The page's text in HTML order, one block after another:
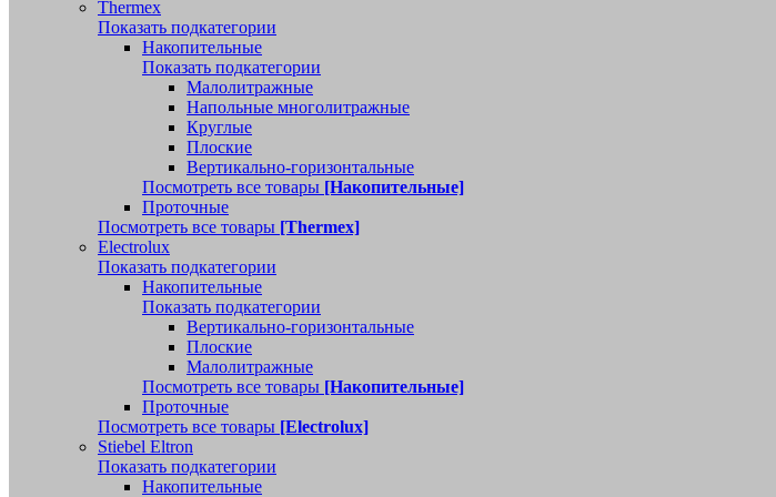
Thermex
Показать подкатегории
Накопительные
Показать подкатегории
Малолитражные
Напольные многолитражные
Круглые
Плоские
Вертикально-горизонтальные
Посмотреть все товары [Накопительные]
Проточные
Посмотреть все товары [Thermex]
Electrolux
Показать подкатегории
Накопительные
Показать подкатегории
Вертикально-горизонтальные
Плоские
Малолитражные
Посмотреть все товары [Накопительные]
Проточные
Посмотреть все товары [Electrolux]
Stiebel Eltron
Показать подкатегории
Накопительные